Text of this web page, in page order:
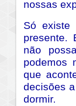
nossas
Só existe
presente.
não
podemos
que
decisões
dormir.